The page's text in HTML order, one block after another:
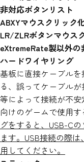
非対応ボタンリスト
ABXYマウスクリック
LR/ZLRボタンマウス
eXtremeRate製以外
ハードワイヤリング
基板に直接ケーブル
る、誤ってケーブル
等によって接続が不
向けのゲームで使用す
グをすると、USB-C
ます。USB接続の際
用してください。